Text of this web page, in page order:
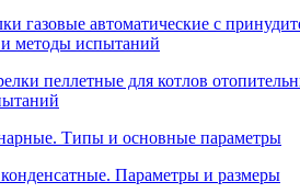
газовые автоматические с
и методы испытаний
пеллетные для котлов
Типы и основные параметры
Параметры и размеры